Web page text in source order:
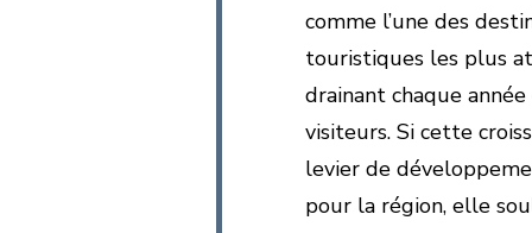
comme l’une des
touristiques les plus
drainant chaque
visiteurs. Si cette
levier de
pour la région, elle